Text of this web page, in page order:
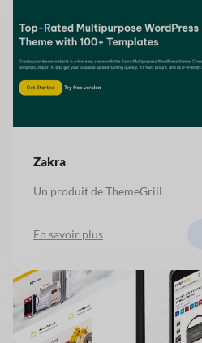
Zakra
Un produit de ThemeGrill
En savoir plus